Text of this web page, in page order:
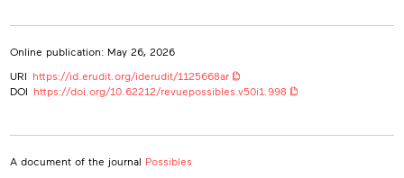
Online publication: May 26, 2026
URI https://id.erudit.org/iderudit/1125668ar
DOI https://doi.org/10.62212/revuepossibles.v50i1.998
A document of the journal Possibles